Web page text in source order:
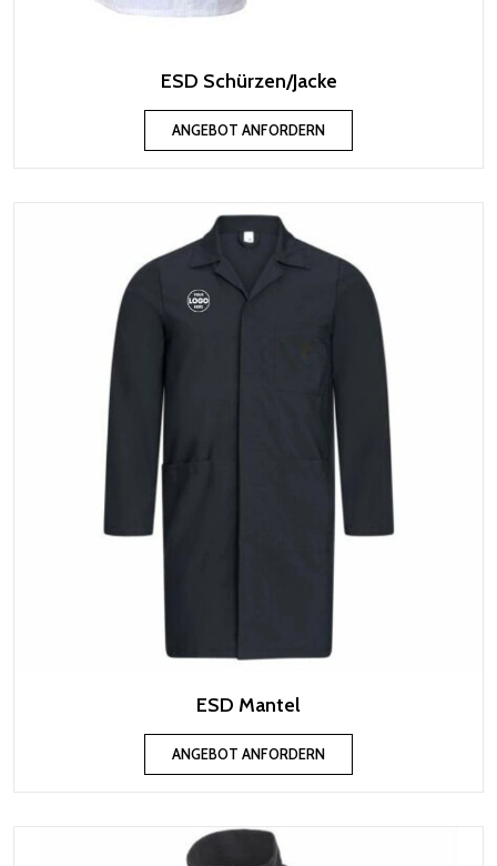
ESD Schürzen/Jacke
ANGEBOT ANFORDERN
ESD Mantel
ANGEBOT ANFORDERN